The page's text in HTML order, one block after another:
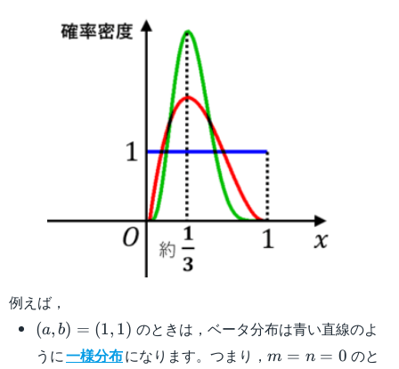
例えば，
(a,b)=
(1,1)
(a, b) = (1, 1) のときは，ベータ分布は青い直線のよ
うに一様分布になります。つまり， m=n=0
m = n = 0 のと